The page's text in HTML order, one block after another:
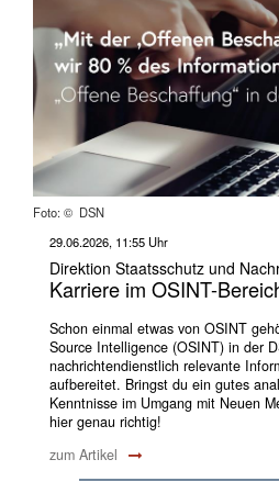
Foto: © DSN
29.06.2026, 11:55 Uhr
Direktion Staatsschutz und
Karriere im OSINT-
Schon einmal etwas von OSINT
Source Intelligence (OSINT) in der
nachrichtendienstlich relevante
aufbereitet. Bringst du ein gutes
Kenntnisse im Umgang mit Neuen
hier genau richtig!
zum Artikel